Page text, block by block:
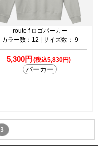
route f ロゴパーカー
カラー数：12 | サイズ数： 9
5,300円 (税込5,830円)
パーカー
3